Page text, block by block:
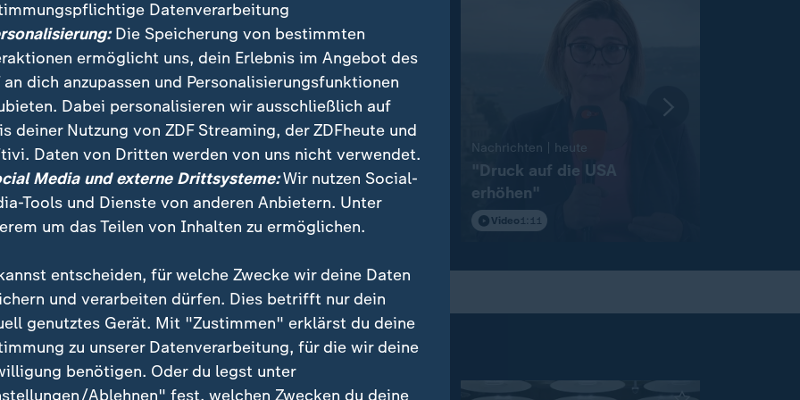
| heute
in Kanada
Nachrichten | heute
Pantisano im ZDF-
Sommerinterview
Nachrichten | heute
"Druck auf die USA
erhöhen"
Video 1:11
Datenverarbeitung
Die Speicherung von bestimmten
ermöglicht uns, dein Erlebnis im Angebot des
an dich anzupassen und Personalisierungsfunktionen
Dabei personalisieren wir ausschließlich auf
deiner Nutzung von ZDF Streaming, der ZDFheute und
Daten von Dritten werden von uns nicht verwendet.
Media und externe Drittsysteme:Wir nutzen Social-
Tools und Dienste von anderen Anbietern. Unter
um das Teilen von Inhalten zu ermöglichen.
entscheiden, für welche Zwecke wir deine Daten
und verarbeiten dürfen. Dies betrifft nur dein
genutztes Gerät. Mit "Zustimmen" erklärst du deine
zu unserer Datenverarbeitung, für die wir deine
benötigen. Oder du legst unter
Ablehnen" fest, welchen Zwecken du deine